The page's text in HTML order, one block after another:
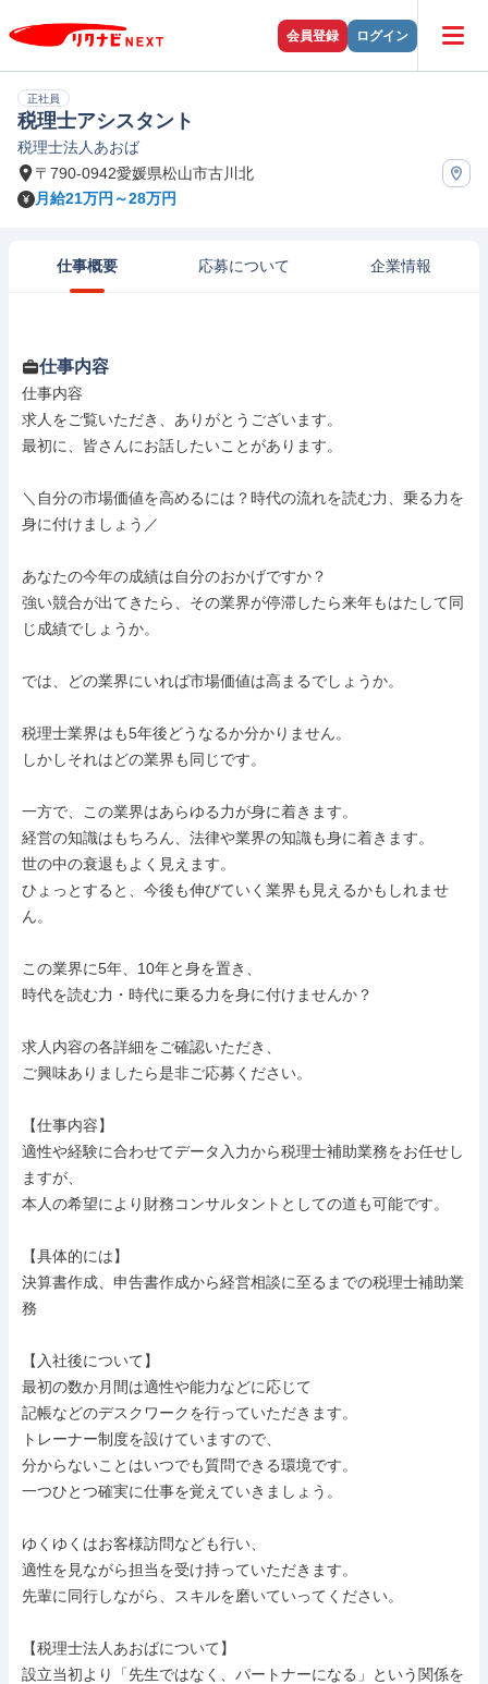
会員登録 ログイン
正社員
税理士アシスタント
税理士法人あおば
〒790-0942愛媛県松山市古川北
月給21万円～28万円
仕事概要 応募について 企業情報
仕事内容
仕事内容
求人をご覧いただき、ありがとうございます。
最初に、皆さんにお話したいことがあります。
＼自分の市場価値を高めるには？時代の流れを読む力、乗る力を
身に付けましょう／
あなたの今年の成績は自分のおかげですか？
強い競合が出てきたら、その業界が停滞したら来年もはたして同
じ成績でしょうか。
では、どの業界にいれば市場価値は高まるでしょうか。
税理士業界はも5年後どうなるか分かりません。
しかしそれはどの業界も同じです。
一方で、この業界はあらゆる力が身に着きます。
経営の知識はもちろん、法律や業界の知識も身に着きます。
世の中の衰退もよく見えます。
ひょっとすると、今後も伸びていく業界も見えるかもしれませ
ん。
この業界に5年、10年と身を置き、
時代を読む力・時代に乗る力を身に付けませんか？
求人内容の各詳細をご確認いただき、
ご興味ありましたら是非ご応募ください。
【仕事内容】
適性や経験に合わせてデータ入力から税理士補助業務をお任せし
ますが、
本人の希望により財務コンサルタントとしての道も可能です。
【具体的には】
決算書作成、申告書作成から経営相談に至るまでの税理士補助業
務
【入社後について】
最初の数か月間は適性や能力などに応じて
記帳などのデスクワークを行っていただきます。
トレーナー制度を設けていますので、
分からないことはいつでも質問できる環境です。
一つひとつ確実に仕事を覚えていきましょう。
ゆくゆくはお客様訪問なども行い、
適性を見ながら担当を受け持っていただきます。
先輩に同行しながら、スキルを磨いていってください。
【税理士法人あおばについて】
設立当初より「先生ではなく、パートナーになる」という関係を